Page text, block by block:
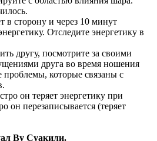
в сторону и через 10 минут
Отследите энергетику в
другу, посмотрите за своими
друга во время ношения
которые связаны с
он теряет энергетику при
он перезаписывается (теряет
By Суакили.